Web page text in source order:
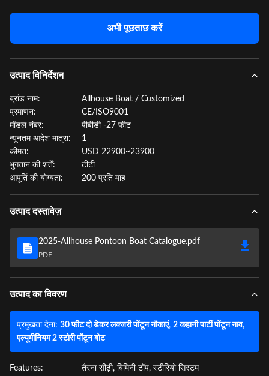
अभी पूछताछ करें
उत्पाद विनिर्देशन
ब्रांड नाम:
Allhouse Boat / Customized
प्रमाणन:
CE/ISO9001
मॉडल नंबर:
पीबीडी -27 फीट
न्यूनतम आदेश मात्रा:
1
कीमत:
USD 22900~23900
भुगतान की शर्तें:
टीटी
आपूर्ति की योग्यता:
200 प्रति माह
उत्पाद दस्तावेज़
2025-Allhouse Pontoon Boat Catalogue.pdf
PDF
उत्पाद का विवरण
प्रमुखता देना: 30 फीट दो डेकर लक्जरी पोंटून नौकाएं, 2 कहानी पार्टी पोंटून नाव,
एल्यूमीनियम 2 स्टोरी पोंटून बोट
Features:
तैरना सीढ़ी, बिमिनी टॉप, स्टीरियो सिस्टम